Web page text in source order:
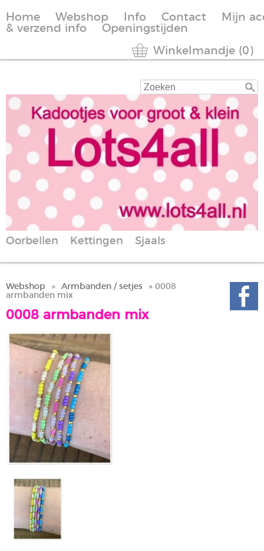
Home Webshop Info Contact
Mijn
& verzend info
Openingstijden
Winkelmandje (0)
Oorbellen Kettingen Sjaals
Webshop » Armbanden / setjes
» 0008
armbanden mix
0008 armbanden mix